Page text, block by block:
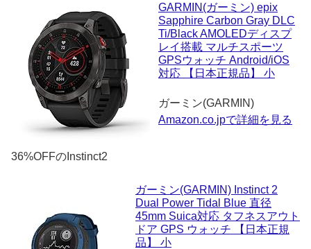
GARMIN(ガーミン) epix
Sapphire Carbon Gray DLC
Ti/Black AMOLEDディスプ
レイ搭載 マルチスポーツ
GPSウォッチ Android/iOS
対応 【日本正規品】 小
ガーミン(GARMIN)
Amazon.co.jpで詳細を見る
36%OFFのInstinct2
ガーミン(GARMIN) Instinct 2
Dual Power Tidal Blue 直径
45mm Suica対応 タフネスアウト
ドア GPS ウォッチ 【日本正規
品】 小